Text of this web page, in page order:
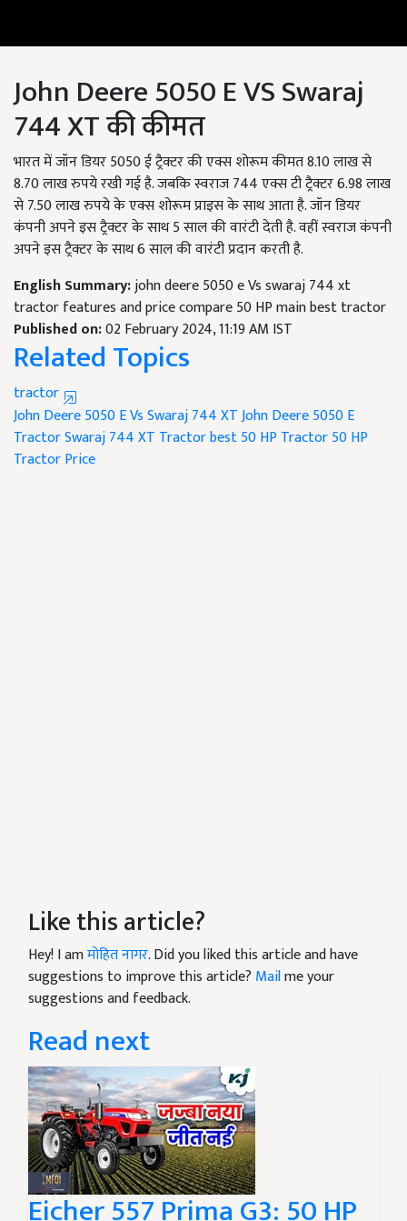
John Deere 5050 E VS Swaraj
744 XT की कीमत
भारत में जॉन डियर 5050 ई ट्रैक्टर की एक्स शोरूम कीमत 8.10 लाख से
8.70 लाख रुपये रखी गई है. जबकि स्वराज 744 एक्स टी ट्रैक्टर 6.98 लाख
से 7.50 लाख रुपये के एक्स शोरूम प्राइस के साथ आता है. जॉन डियर
कंपनी अपने इस ट्रैक्टर के साथ 5 साल की वारंटी देती है. वहीं स्वराज कंपनी
अपने इस ट्रैक्टर के साथ 6 साल की वारंटी प्रदान करती है.
English Summary:john deere 5050 e Vs swaraj 744 xt
tractor features and price compare 50 HP main best tractor
Published on:02 February 2024, 11:19 AM IST
Related Topics
tractor
John Deere 5050 E Vs Swaraj 744 XTJohn Deere 5050 E
TractorSwaraj 744 XT Tractorbest 50 HP Tractor50 HP
Tractor Price
Like this article?
Hey! I amमोहित नागर. Did you liked this article and have
suggestions to improve this article? Mailme your
suggestions and feedback.
Read next